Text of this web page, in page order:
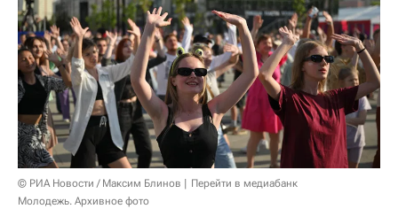
© РИА Новости / Максим Блинов
Перейти в медиабанк
Молодежь. Архивное фото